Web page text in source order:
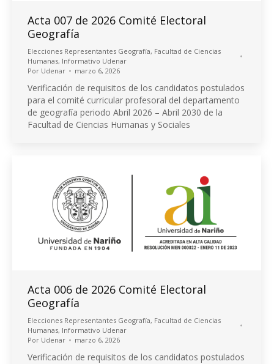
Acta 007 de 2026 Comité Electoral
Geografía
Elecciones Representantes Geografía, Facultad de Ciencias
Humanas, Informativo Udenar
Por Udenar marzo 6, 2026
Verificación de requisitos de los candidatos postulados
para el comité curricular profesoral del departamento
de geografía periodo Abril 2026 – Abril 2030 de la
Facultad de Ciencias Humanas y Sociales
Acta 006 de 2026 Comité Electoral
Geografía
Elecciones Representantes Geografía, Facultad de Ciencias
Humanas, Informativo Udenar
Por Udenar marzo 6, 2026
Verificación de requisitos de los candidatos postulados